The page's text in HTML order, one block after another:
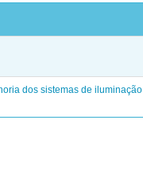
dos sistemas de iluminação